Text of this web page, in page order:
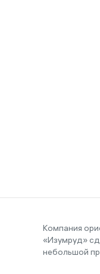
Компания
«Изумруд»
небольшой